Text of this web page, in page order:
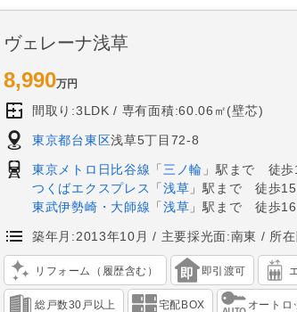
ヴェレーナ浅草
8,990万円
間取り:3LDK 専有面積:60.06㎡(壁芯)
東京都台東区浅草5丁目72-8
東京メトロ日比谷線 「 三ノ輪 」駅まで 徒歩
つくばエクスプレス
「浅草 」駅まで 徒歩
東武伊勢崎・大師線 「浅草 」駅まで 徒歩
築年月:2013年10月 主要採光面:南東 所
リフォーム（履歴含む） 即引渡可
総戸数30戸以上 宅配BOX オートロ